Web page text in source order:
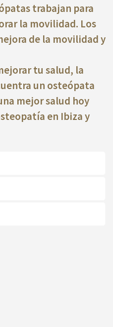
trabajan para
la movilidad. Los
de la movilidad y
tu salud, la
un osteópata
mejor salud hoy
en Ibiza y